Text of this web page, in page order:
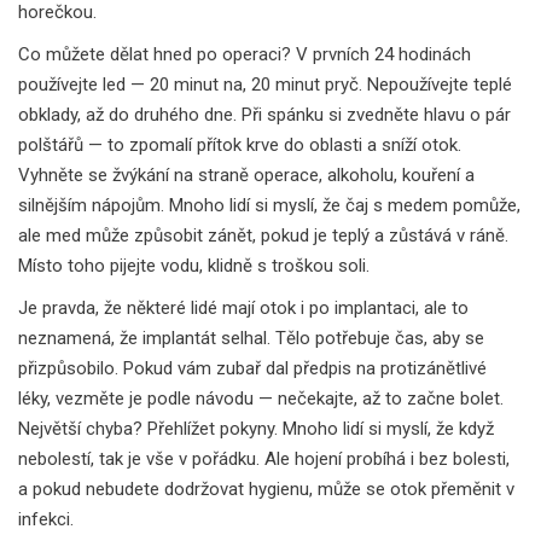
horečkou.
Co můžete dělat hned po operaci? V prvních 24 hodinách
používejte led — 20 minut na, 20 minut pryč. Nepoužívejte teplé
obklady, až do druhého dne. Při spánku si zvedněte hlavu o pár
polštářů — to zpomalí přítok krve do oblasti a sníží otok.
Vyhněte se žvýkání na straně operace, alkoholu, kouření a
silnějším nápojům. Mnoho lidí si myslí, že čaj s medem pomůže,
ale med může způsobit zánět, pokud je teplý a zůstává v ráně.
Místo toho pijejte vodu, klidně s troškou soli.
Je pravda, že některé lidé mají otok i po implantaci, ale to
neznamená, že implantát selhal. Tělo potřebuje čas, aby se
přizpůsobilo. Pokud vám zubař dal předpis na protizánětlivé
léky, vezměte je podle návodu — nečekajte, až to začne bolet.
Největší chyba? Přehlížet pokyny. Mnoho lidí si myslí, že když
nebolestí, tak je vše v pořádku. Ale hojení probíhá i bez bolesti,
a pokud nebudete dodržovat hygienu, může se otok přeměnit v
infekci.